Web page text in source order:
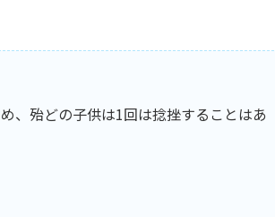
、殆どの子供は1回は捻挫することはあ